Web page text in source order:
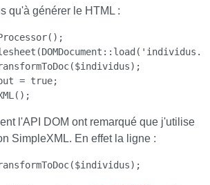
qu'à générer le HTML :
= true;
l'API DOM ont remarqué que j'utilise
SimpleXML. En effet la ligne :